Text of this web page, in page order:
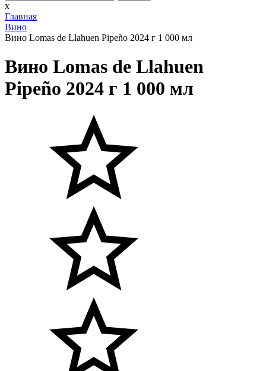
x
Главная
Вино
Вино Lomas de Llahuen Pipeño 2024 г 1 000 мл
Вино Lomas de Llahuen
Pipeño 2024 г 1 000 мл